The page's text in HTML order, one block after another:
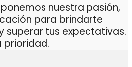
nuestra pasión,
para brindarte
superar tus expectativas.
prioridad.